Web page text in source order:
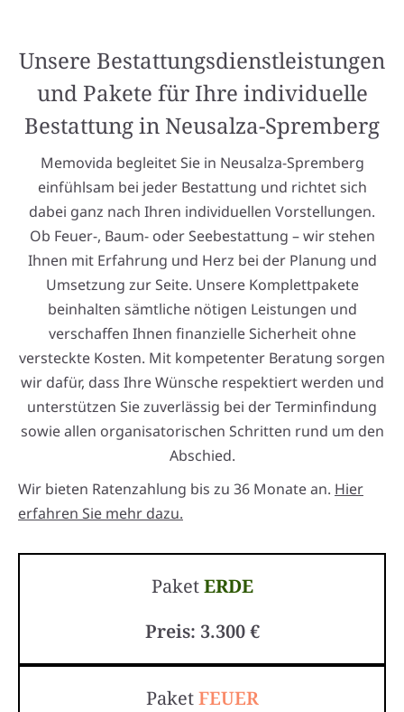
Unsere Bestattungsdienstleistungen
und Pakete für Ihre individuelle
Bestattung in Neusalza-Spremberg
Memovida begleitet Sie in Neusalza-Spremberg
einfühlsam bei jeder Bestattung und richtet sich
dabei ganz nach Ihren individuellen Vorstellungen.
Ob Feuer-, Baum- oder Seebestattung – wir stehen
Ihnen mit Erfahrung und Herz bei der Planung und
Umsetzung zur Seite. Unsere Komplettpakete
beinhalten sämtliche nötigen Leistungen und
verschaffen Ihnen finanzielle Sicherheit ohne
versteckte Kosten. Mit kompetenter Beratung sorgen
wir dafür, dass Ihre Wünsche respektiert werden und
unterstützen Sie zuverlässig bei der Terminfindung
sowie allen organisatorischen Schritten rund um den
Abschied.
Wir bieten Ratenzahlung bis zu 36 Monate an. Hier
erfahren Sie mehr dazu.
PaketERDE
Preis: 3.300 €
PaketFEUER